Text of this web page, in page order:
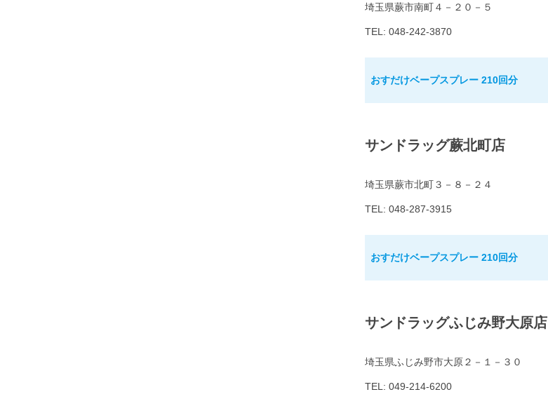
埼玉県蕨市南町４－２０－５
TEL: 048-242-3870
おすだけベープスプレー 210回分
サンドラッグ蕨北町店
埼玉県蕨市北町３－８－２４
TEL: 048-287-3915
おすだけベープスプレー 210回分
サンドラッグふじみ野大原店
埼玉県ふじみ野市大原２－１－３０
TEL: 049-214-6200